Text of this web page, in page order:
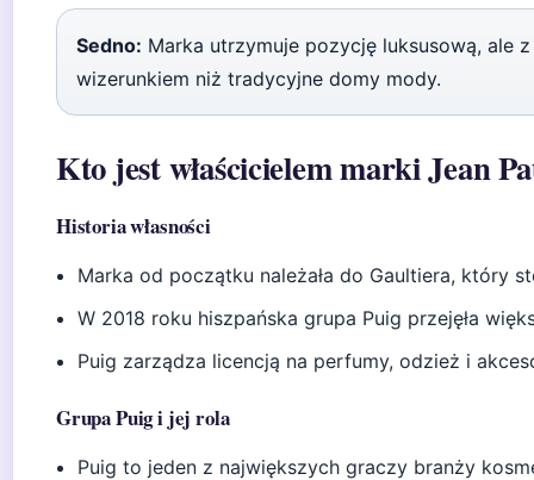
Sedno: Marka utrzymuje pozycję luksusową, ale
wizerunkiem niż tradycyjne domy mody.
Kto jest właścicielem marki Jean
Historia własności
Marka od początku należała do Gaultiera, który
W 2018 roku hiszpańska grupa Puig przejęła
Puig zarządza licencją na perfumy, odzież i
Grupa Puig i jej rola
Puig to jeden z największych graczy branży